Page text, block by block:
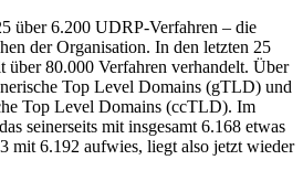
über 6.200 UDRP-Verfahren – die
der Organisation. In den letzten 25
über 80.000 Verfahren verhandelt. Über
Top Level Domains (gTLD) und
Top Level Domains (ccTLD). Im
seinerseits mit insgesamt 6.168 etwas
mit 6.192 aufwies, liegt also jetzt wieder